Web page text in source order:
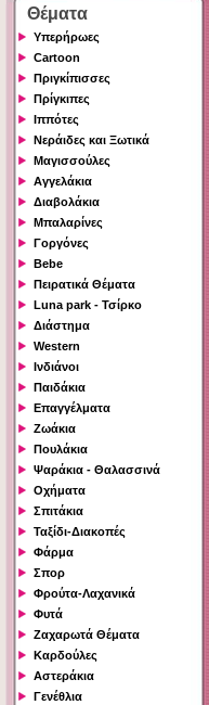
Θέματα
Υπερήρωες
Cartoon
Πριγκίπισσες
Πρίγκιπες
Ιππότες
Νεράιδες και Ξωτικά
Μαγισσούλες
Αγγελάκια
Διαβολάκια
Μπαλαρίνες
Γοργόνες
Bebe
Πειρατικά Θέματα
Luna park - Τσίρκο
Διάστημα
Western
Ινδιάνοι
Παιδάκια
Επαγγέλματα
Ζωάκια
Πουλάκια
Ψαράκια - Θαλασσινά
Οχήματα
Σπιτάκια
Ταξίδι-Διακοπές
Φάρμα
Σπορ
Φρούτα-Λαχανικά
Φυτά
Ζαχαρωτά Θέματα
Καρδούλες
Αστεράκια
Γενέθλια